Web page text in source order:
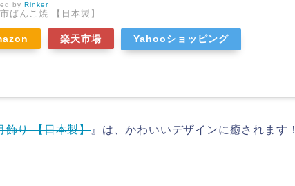
by Rinker
ばんこ焼 【日本製】
楽天市場 Yahooショッピング
飾り 【日本製】 』は、かわいいデザインに癒されます！